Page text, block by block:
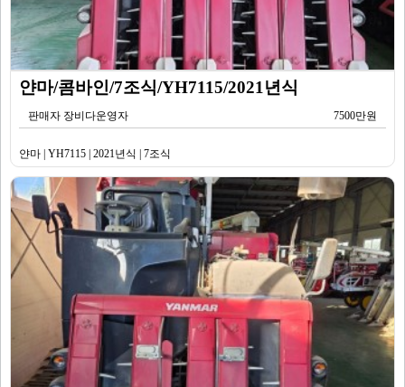
얀마/콤바인/7조식/YH7115/2021년식
판매자 장비다운영자 7500만원
얀마 | YH7115 | 2021년식 | 7조식